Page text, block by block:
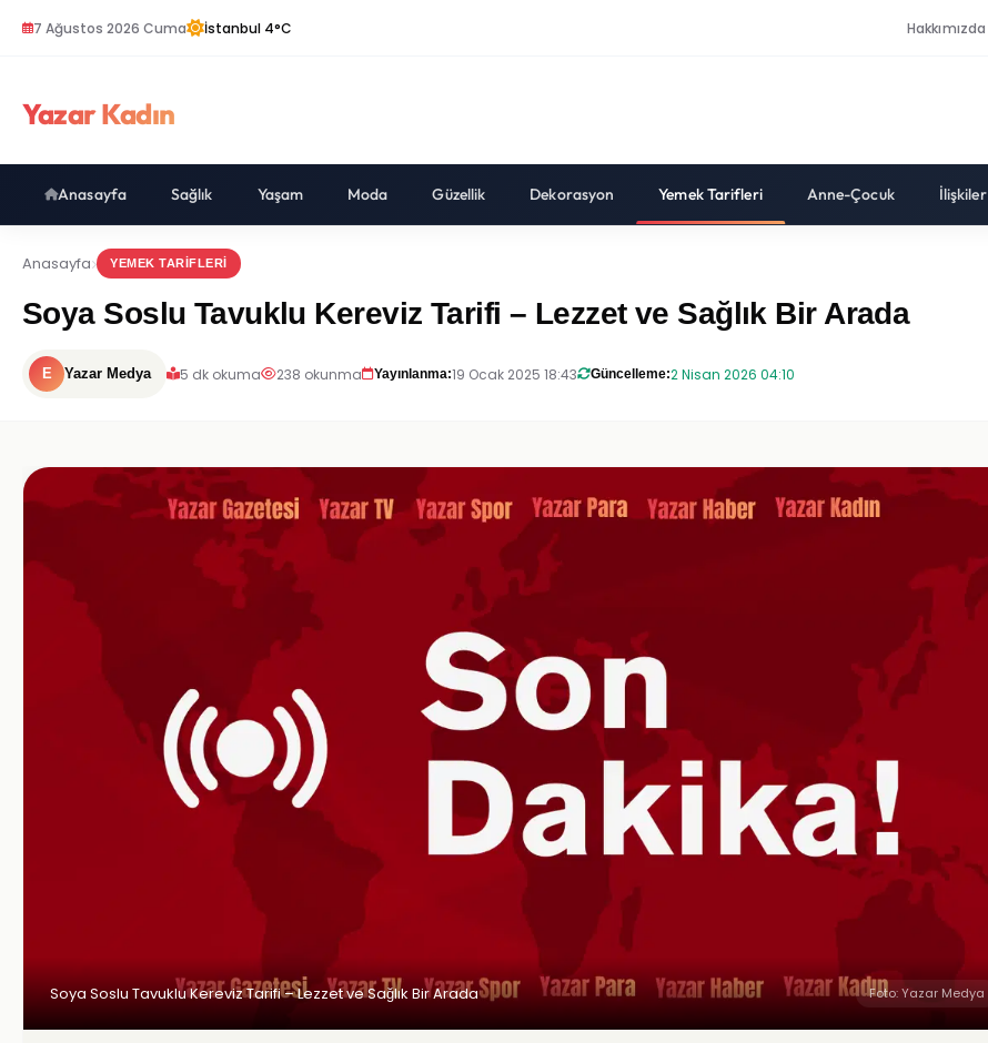
7 Ağustos 2026 Cuma İstanbul 4°C Hakkımızda
Yazar Kadın
Anasayfa Sağlık Yaşam Moda Güzellik Dekorasyon Yemek Tarifleri Anne-Çocuk İlişkiler
Anasayfa YEMEK TARIFLERI
Soya Soslu Tavuklu Kereviz Tarifi – Lezzet ve Sağlık Bir Arada
E Yazar Medya 5 dk okuma 238 okunma Yayınlanma:19 Ocak 2025 18:43 Güncelleme:2 Nisan 2026 04:10
Soya Soslu Tavuklu Kereviz Tarifi – Lezzet ve Sağlık Bir Arada Foto: Yazar Medya